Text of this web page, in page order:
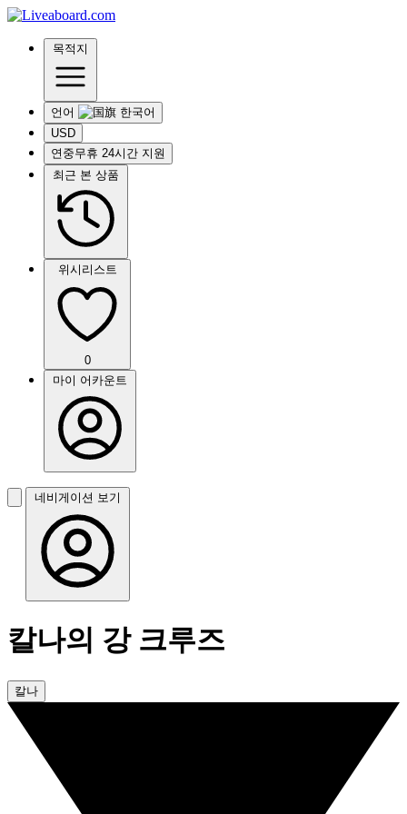
목적지
언어
USD
연중무휴 24시간 지원
최근 본 상품
위시리스트
0
마이 어카운트
네비게이션 보기
칼나의 강 크루즈
칼나